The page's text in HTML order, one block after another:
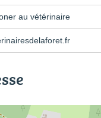
au vétérinaire